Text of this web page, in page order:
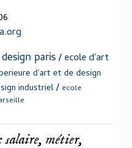
paris/ecole d'art
d'art et de design
industriel/ ecole
métier,